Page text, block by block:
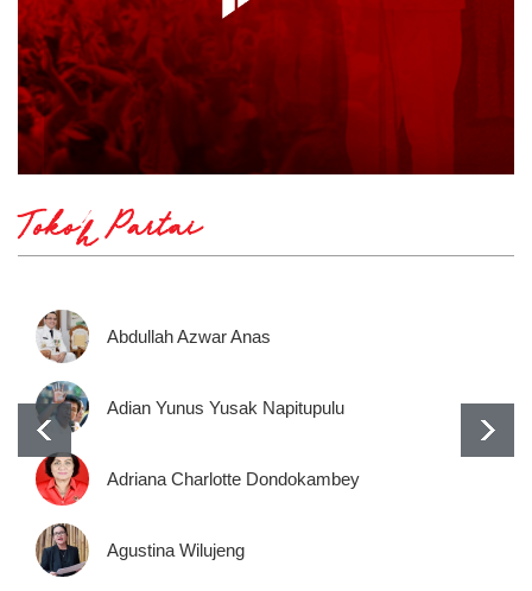
Tokoh Partai
Abdullah Azwar Anas
Adian Yunus Yusak Napitupulu
Adriana Charlotte Dondokambey
Agustina Wilujeng